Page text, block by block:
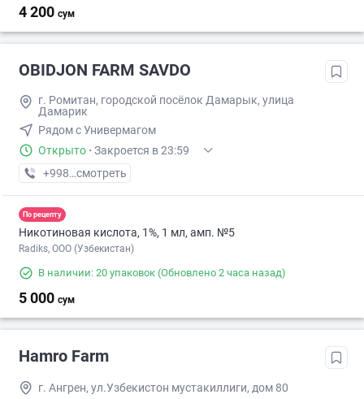
4 200 сум
OBIDJON FARM SAVDO
г. Ромитан, городской посёлок Дамарык, улица
Дамарик
Рядом с Универмагом
Открыто · Закроется в 23:59
+998 (91) XXX-XX-XX
смотреть
По рецепту
Никотиновая кислота, 1%, 1 мл, амп. №5
Radiks, ООО (Узбекистан)
В наличии: 20 упаковок (Обновлено 2 часа назад)
5 000 сум
Hamro Farm
г. Ангрен, ул.Узбекистон мустакиллиги, дом 80